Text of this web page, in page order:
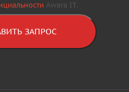
Awara IT.
ЗАПРОС